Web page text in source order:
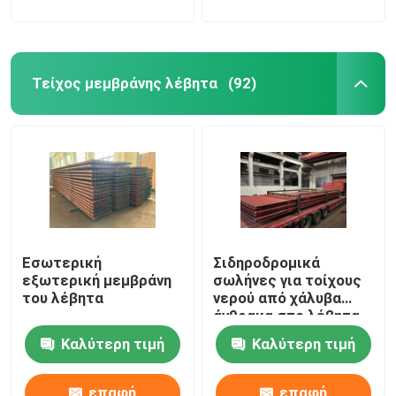
Τείχος μεμβράνης λέβητα (92)
Εσωτερική
εξωτερική μεμβράνη
του λέβητα
Καλύτερη τιμή
επαφή
Σιδηροδρομικά
σωλήνες για τοίχους
νερού από χάλυβα
άνθρακα στο λέβητα
0.2MPa Καλός
ανταλλαγμός
θερμότητας
Καλύτερη τιμή
επαφή